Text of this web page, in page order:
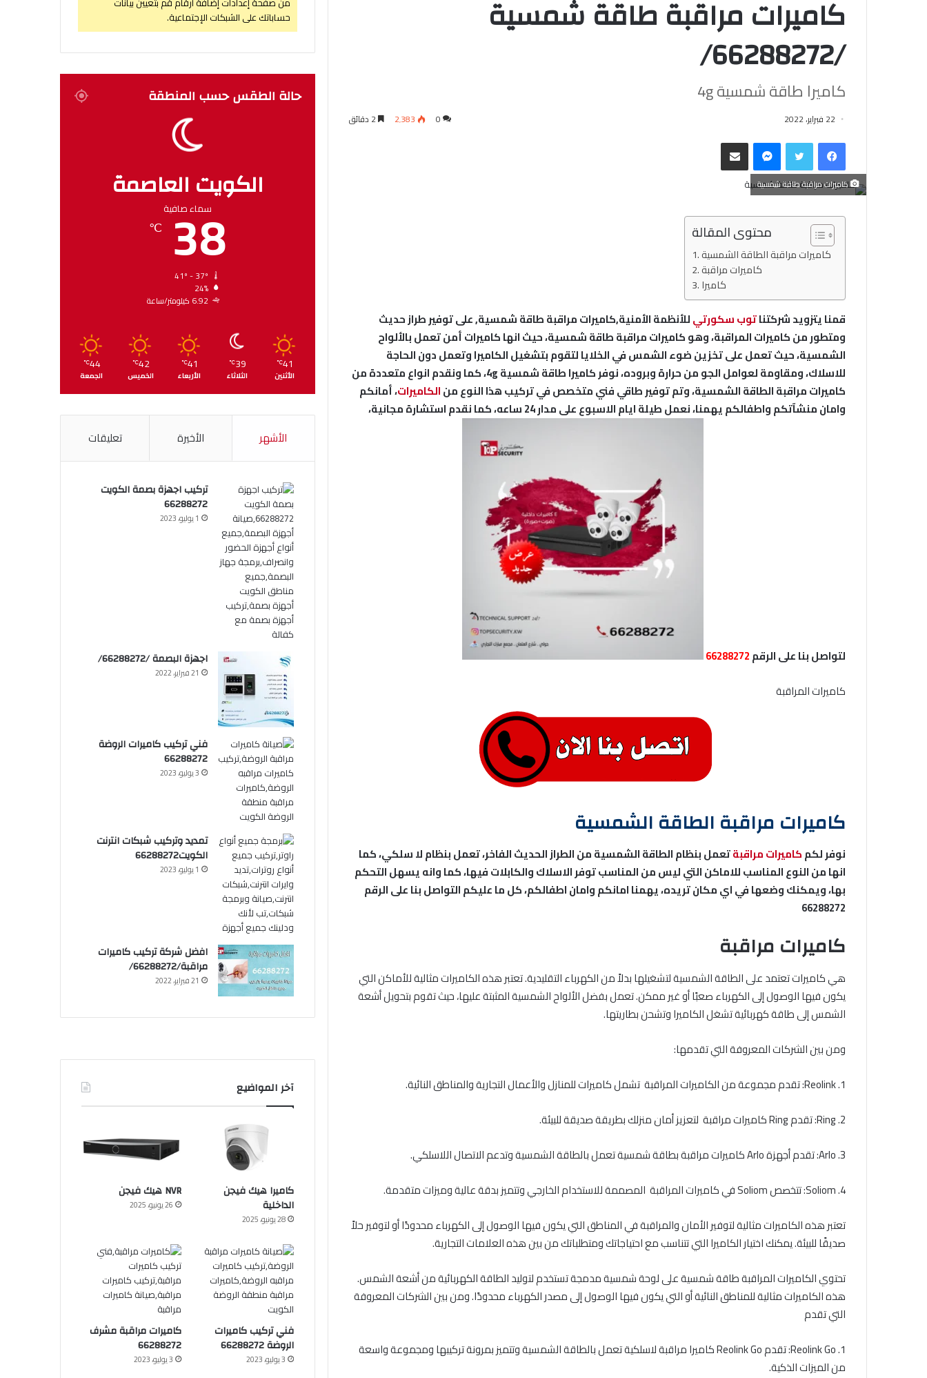
كاميرات مراقبة طاقة شمسية
/66288272/
كاميرا طاقة شمسية 4g
22 فبراير، 2022 0 2٬383
فيسبوك
كاميرات مراقبة طاقة شمسية
محتوى المقالة
كاميرات مراقبة الطاقة الشمسية
كاميرات مراقبة
كاميرا
قمنا يتزويد شركتناتوب سكورتيللأنظمة الأمنية,كاميرات مراقبة طاقة شمسية, على توفير طراز حديث
ومتطور من كاميرات المراقبة، وهو كاميرات مراقبة طاقة شمسية، حيث انها كاميرات أمن تعمل بالألواح
الشمسية، حيث تعمل على تخزين ضوء الشمس في الخلايا لتقوم بتشغيل الكاميرا وتعمل دون الحاجة
للاسلاك، ومقاومة لعوامل الجو من حرارة وبروده، نوفر كاميرا طاقة شمسية 4g، كما ونقدم انواع متعددة من
كاميرات مراقبة الطاقة الشمسية، وتم توفير طاقي فني متخصص في تركيب هذا النوع منالكاميرات، أمانكم
وامان منشآتكم واطفالكم يهمنا، نعمل طيلة ايام الاسبوع على مدار 24 ساعه، كما نقدم استشارة مجانية،
لتواصل بنا على الرقم66288272
كاميرات المراقبة
كاميرات مراقبة الطاقة الشمسية
نوفر لكمكاميرات مراقبةتعمل بنظام الطاقة الشمسية من الطراز الحديث الفاخر، تعمل بنظام لا سلكي، كما
انها من النوع المناسب للاماكن التي ليس من المناسب توفر الاسلاك والكابلات فيها، كما وانه يسهل التحكم
بها، ويمكنك وضعها في اي مكان تريده، يهمنا امانكم وامان اطفالكم، كل ما عليكم التواصل بنا على الرقم
66288272
كاميرات مراقبة
هي كاميرات تعتمد على الطاقة الشمسية لتشغيلها بدلاً من الكهرباء التقليدية. تعتبر هذه الكاميرات مثالية للأماكن التي
يكون فيها الوصول إلى الكهرباء صعبًا أو غير ممكن. تعمل بفضل الألواح الشمسية المثبتة عليها، حيث تقوم بتحويل أشعة
الشمس إلى طاقة كهربائية تشغل الكاميرا وتشحن بطاريتها.
ومن بين الشركات المعروفة التي تقدمها:
1. Reolink: تقدم مجموعة من الكاميرات المراقبة تشمل كاميرات للمنازل والأعمال التجارية والمناطق النائية.
2. Ring: تقدم Ring كاميرات مراقبة لتعزيز أمان منزلك بطريقة صديقة للبيئة.
3. Arlo: تقدم أجهزة Arlo كاميرات مراقبة بطاقة شمسية تعمل بالطاقة الشمسية وتدعم الاتصال اللاسلكي.
4. Soliom: تتخصص Soliom في كاميرات المراقبة المصممة للاستخدام الخارجي وتتميز بدقة عالية وميزات متقدمة.
تعتبر هذه الكاميرات مثالية لتوفير الأمان والمراقبة في المناطق التي يكون فيها الوصول إلى الكهرباء محدودًا أو لتوفير حلاً
صديقًا للبيئة. يمكنك اختيار الكاميرا التي تتناسب مع احتياجاتك ومتطلباتك من بين هذه العلامات التجارية.
تحتوي الكاميرات المراقبة طاقة شمسية على لوحة شمسية مدمجة تستخدم لتوليد الطاقة الكهربائية من أشعة الشمس.
هذه الكاميرات مثالية للمناطق النائية أو التي يكون فيها الوصول إلى مصدر الكهرباء محدودًا. ومن بين الشركات المعروفة
التي تقدم
1. Reolink Go: تقدم Reolink Go كاميرا مراقبة لاسلكية تعمل بالطاقة الشمسية وتتميز بمرونة تركيبها ومجموعة واسعة
من الميزات الذكية.
حساباتك على الشبكات الإجتماعية.
حالة الطقس حسب المنطقة
الكويت العاصمة
سماء صافية
38
℃
24%
6.92 كيلومتر/ساعة
41
℃
الأثنين
39
℃
الثلاثاء
41
℃
الأربعاء
42
℃
الخميس
44
℃
الجمعة
الأشهر الأخيرة تعليقات
تركيب اجهزة بصمة الكويت
66288272
1 يوليو، 2023
اجهزة البصمة /66288272/
21 فبراير، 2022
فني تركيب كاميرات الروضة
66288272
3 يوليو، 2023
تمديد وتركيب شبكات انترنت
الكويت66288272
1 يوليو، 2023
افضل شركة تركيب كاميرات
مراقبة/66288272/
21 فبراير، 2022
آخر المواضيع
كاميرا هيك فيجن
الداخلية
28 يونيو، 2025
NVR هيك فيجن
26 يونيو، 2025
فني تركيب كاميرات
الروضة 66288272
3 يوليو، 2023
كاميرات مراقبة مشرف
66288272
3 يوليو، 2023